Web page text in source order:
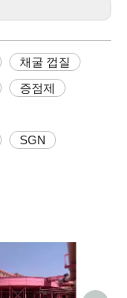
채굴 껍질
증점제
SGN